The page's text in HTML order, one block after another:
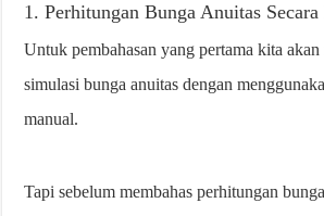
1. Perhitungan Bunga Anuitas
Untuk pembahasan yang pertama kita
simulasi bunga anuitas dengan
manual.
Tapi sebelum membahas perhitungan